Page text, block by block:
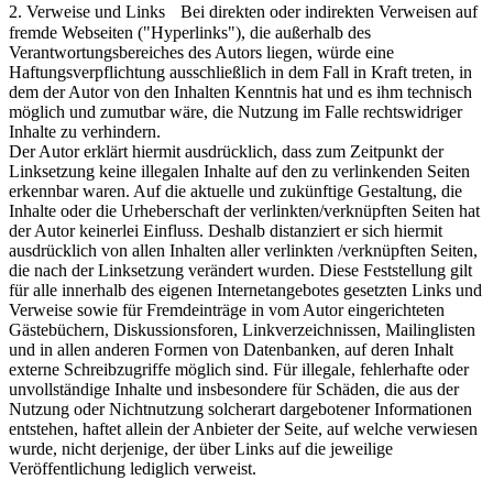
2. Verweise und Links Bei direkten oder indirekten Verweisen auf
fremde Webseiten ("Hyperlinks"), die außerhalb des
Verantwortungsbereiches des Autors liegen, würde eine
Haftungsverpflichtung ausschließlich in dem Fall in Kraft treten, in
dem der Autor von den Inhalten Kenntnis hat und es ihm technisch
möglich und zumutbar wäre, die Nutzung im Falle rechtswidriger
Inhalte zu verhindern.
Der Autor erklärt hiermit ausdrücklich, dass zum Zeitpunkt der
Linksetzung keine illegalen Inhalte auf den zu verlinkenden Seiten
erkennbar waren. Auf die aktuelle und zukünftige Gestaltung, die
Inhalte oder die Urheberschaft der verlinkten/verknüpften Seiten hat
der Autor keinerlei Einfluss. Deshalb distanziert er sich hiermit
ausdrücklich von allen Inhalten aller verlinkten /verknüpften Seiten,
die nach der Linksetzung verändert wurden. Diese Feststellung gilt
für alle innerhalb des eigenen Internetangebotes gesetzten Links und
Verweise sowie für Fremdeinträge in vom Autor eingerichteten
Gästebüchern, Diskussionsforen, Linkverzeichnissen, Mailinglisten
und in allen anderen Formen von Datenbanken, auf deren Inhalt
externe Schreibzugriffe möglich sind. Für illegale, fehlerhafte oder
unvollständige Inhalte und insbesondere für Schäden, die aus der
Nutzung oder Nichtnutzung solcherart dargebotener Informationen
entstehen, haftet allein der Anbieter der Seite, auf welche verwiesen
wurde, nicht derjenige, der über Links auf die jeweilige
Veröffentlichung lediglich verweist.